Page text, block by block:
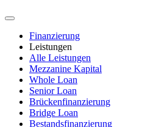
Finanzierung
Leistungen
Alle Leistungen
Mezzanine Kapital
Whole Loan
Senior Loan
Brückenfinanzierung
Bridge Loan
Bestandsfinanzierung